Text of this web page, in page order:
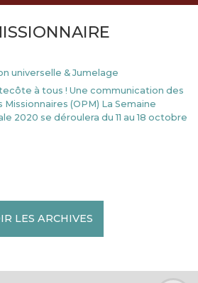
universelle & Jumelage
à tous ! Une communication des
(OPM) La Semaine
2020 se déroulera du 11 au 18 octobre
LES ARCHIVES